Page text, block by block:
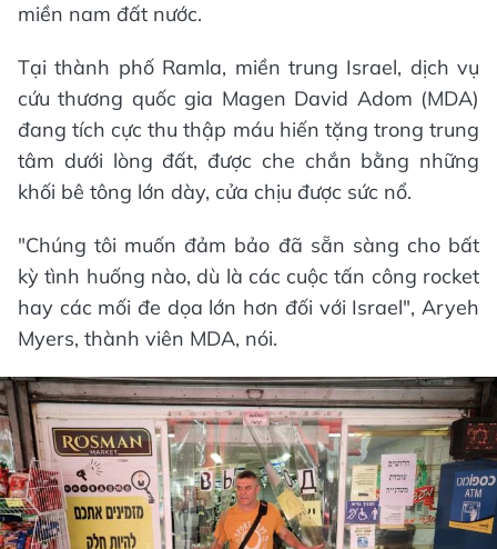
miền nam đất nước.
Tại thành phố Ramla, miền trung Israel, dịch vụ
cứu thương quốc gia Magen David Adom (MDA)
đang tích cực thu thập máu hiến tặng trong trung
tâm dưới lòng đất, được che chắn bằng những
khối bê tông lớn dày, cửa chịu được sức nổ.
"Chúng tôi muốn đảm bảo đã sẵn sàng cho bất
kỳ tình huống nào, dù là các cuộc tấn công rocket
hay các mối đe dọa lớn hơn đối với Israel", Aryeh
Myers, thành viên MDA, nói.